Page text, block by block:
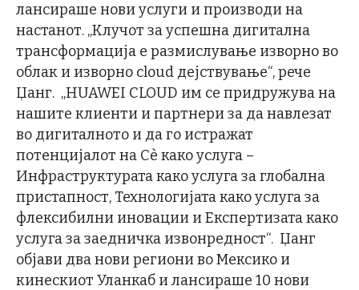
лансираше нови услуги и производи на
настанот. „Клучот за успешна дигитална
трансформација е размислување изворно во
облак и изворно cloud дејствување“, рече
Џанг. „HUAWEI CLOUD им се придружува на
нашите клиенти и партнери за да навлезат
во дигиталното и да го истражат
потенцијалот на Сè како услуга –
Инфраструктурата како услуга за глобална
пристапност, Технологијата како услуга за
флексибилни иновации и Експертизата како
услуга за заедничка извонредност“. Џанг
објави два нови региони во Мексико и
кинескиот Уланкаб и лансираше 10 нови